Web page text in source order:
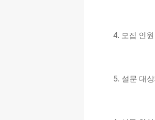
4. 모집 인
5. 설문 대